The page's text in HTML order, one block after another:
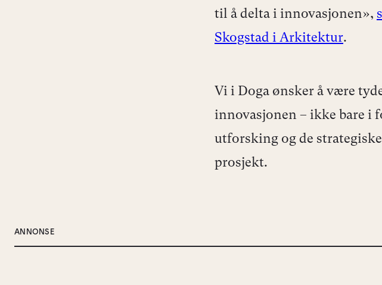
til å delta i innovasjonen»,
Skogstad i Arkitektur.
Vi i Doga ønsker å være
innovasjonen – ikke bare i
utforsking og de
prosjekt.
ANNONSE